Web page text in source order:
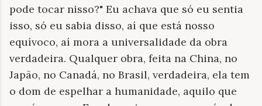
pode tocar nisso?" Eu achava que só eu sentia
isso, só eu sabia disso, aí que está nosso
equívoco, aí mora a universalidade da obra
verdadeira. Qualquer obra, feita na China, no
Japão, no Canadá, no Brasil, verdadeira, ela tem
o dom de espelhar a humanidade, aquilo que